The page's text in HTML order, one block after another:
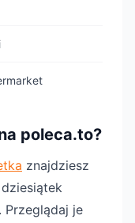
poleca.to?
znajdziesz
Przeglądaj je